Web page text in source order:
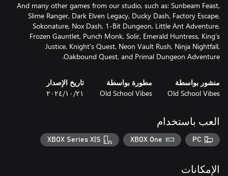
And many other games from our studio, such as: Sunbeam Feast,
Slime Ranger, Dark Elven Legacy, Ducky Dash, Factory Escape,
Sokonature, Nox Dash, 1-Bit Dungeon, Little Ant Adventure,
Frozen Gauntlet, Punch Monk, Solir, Emerald Huntress, King's
Justice, Knight's Quest, Neon Vault Rush, Ninja Nightfall,
Oakbound Quest, and Primal Dungeon Adventure.
منشور بواسطة
Old School Vibes
مطورة بواسطة
Old School Vibes
تاريخ الإصدار
٢١‏/١٠‏/٢٠٢٤
العب باستخدام
PC
XBOX One
XBOX Series X|S
الإمكانات